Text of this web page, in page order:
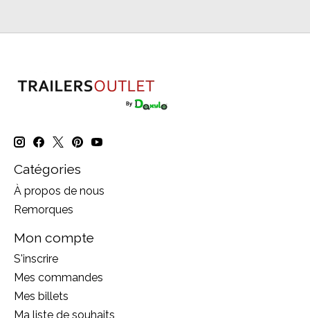
Catégories
À propos de nous
Remorques
Mon compte
S'inscrire
Mes commandes
Mes billets
Ma liste de souhaits